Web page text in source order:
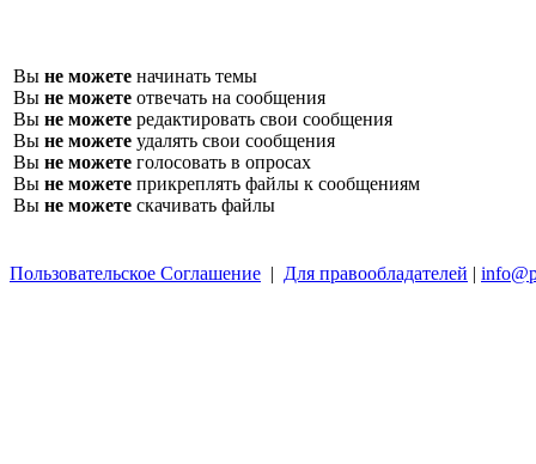
Вы не можете начинать темы
Вы не можете отвечать на сообщения
Вы не можете редактировать свои сообщения
Вы не можете удалять свои сообщения
Вы не можете голосовать в опросах
Вы не можете прикреплять файлы к сообщениям
Вы не можете скачивать файлы
Пользовательское Соглашение | Для правообладателей |